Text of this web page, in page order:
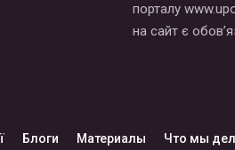
порталу
на сайт є
Блоги Материалы Что мы